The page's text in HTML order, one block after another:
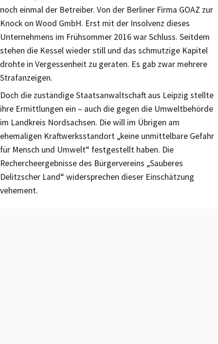
noch einmal der Betreiber. Von der Berliner Firma GOAZ zur
Knock on Wood GmbH. Erst mit der Insolvenz dieses
Unternehmens im Frühsommer 2016 war Schluss. Seitdem
stehen die Kessel wieder still und das schmutzige Kapitel
drohte in Vergessenheit zu geraten. Es gab zwar mehrere
Strafanzeigen.
Doch die zuständige Staatsanwaltschaft aus Leipzig stellte
ihre Ermittlungen ein – auch die gegen die Umweltbehörde
im Landkreis Nordsachsen. Die will im Übrigen am
ehemaligen Kraftwerksstandort „keine unmittelbare Gefahr
für Mensch und Umwelt“ festgestellt haben. Die
Rechercheergebnisse des Bürgervereins „Sauberes
Delitzscher Land“ widersprechen dieser Einschätzung
vehement.